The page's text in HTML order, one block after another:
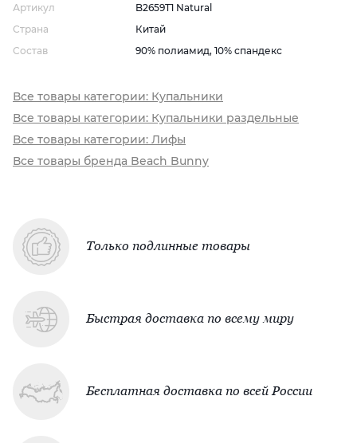
Артикул
B2659T1 Natural
Страна
Китай
Состав
90% полиамид, 10% спандекс
Все товары категории: Купальники
Все товары категории: Купальники раздельные
Все товары категории: Лифы
Все товары бренда Beach Bunny
Только подлинные товары
Быстрая доставка по всему миру
Бесплатная доставка по всей России